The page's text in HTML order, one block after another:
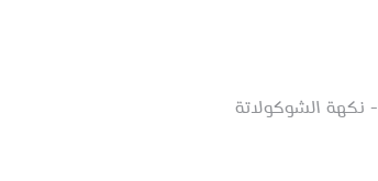
Intense chocolate flavor, smooth finish (5 liter) - نكهة الشوكولاتة